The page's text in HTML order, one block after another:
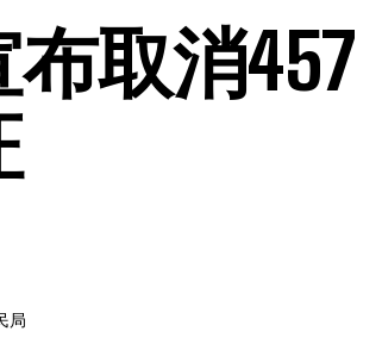
取消457